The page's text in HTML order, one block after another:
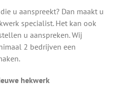
u aanspreekt? Dan maakt u
specialist. Het kan ook
u aanspreken. Wij
2 bedrijven een
hekwerk